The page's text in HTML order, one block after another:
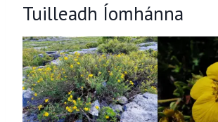
Tuilleadh Íomhánna